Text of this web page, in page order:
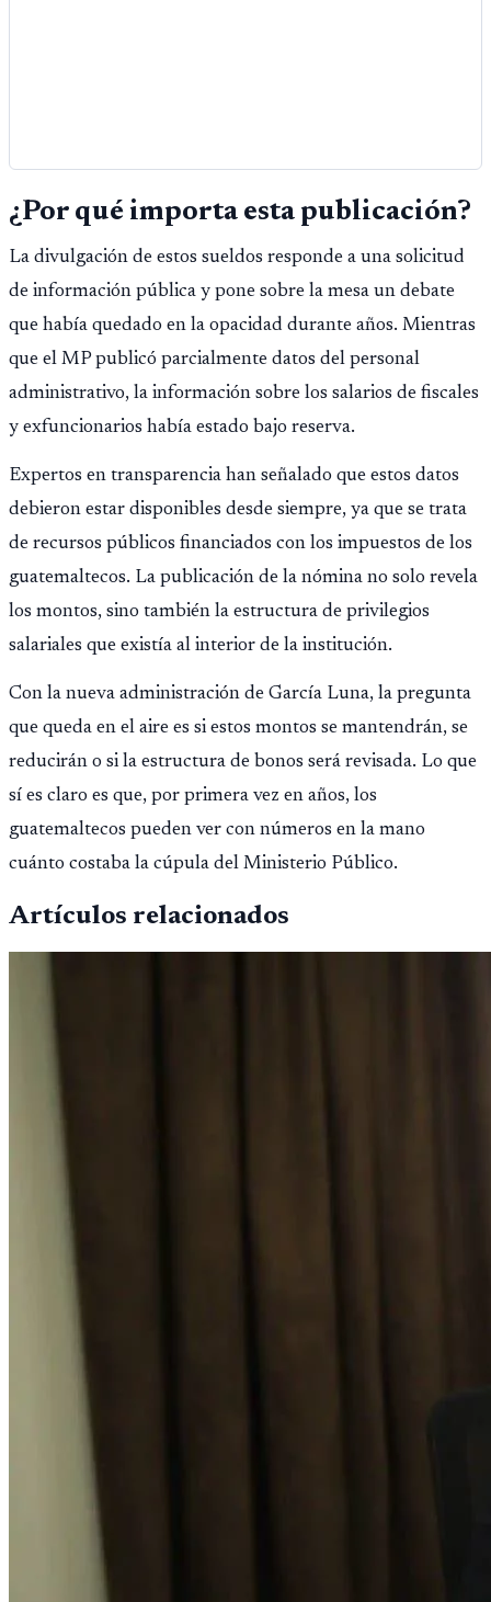
¿Por qué importa esta publicación?
La divulgación de estos sueldos responde a una solicitud
de información pública y pone sobre la mesa un debate
que había quedado en la opacidad durante años. Mientras
que el MP publicó parcialmente datos del personal
administrativo, la información sobre los salarios de fiscales
y exfuncionarios había estado bajo reserva.
Expertos en transparencia han señalado que estos datos
debieron estar disponibles desde siempre, ya que se trata
de recursos públicos financiados con los impuestos de los
guatemaltecos. La publicación de la nómina no solo revela
los montos, sino también la estructura de privilegios
salariales que existía al interior de la institución.
Con la nueva administración de García Luna, la pregunta
que queda en el aire es si estos montos se mantendrán, se
reducirán o si la estructura de bonos será revisada. Lo que
sí es claro es que, por primera vez en años, los
guatemaltecos pueden ver con números en la mano
cuánto costaba la cúpula del Ministerio Público.
Artículos relacionados